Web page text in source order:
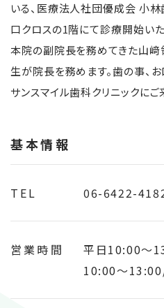
いる、医療法人社団優成会 小林
口クロスの1階にて診療開始いた
本院の副院長を務めてきた山﨑
生が院長を務めます。歯の事、
サンスマイル歯科クリニックに
基本情報
TEL 06-6422-
営業時間
平日10:00～
10:00～